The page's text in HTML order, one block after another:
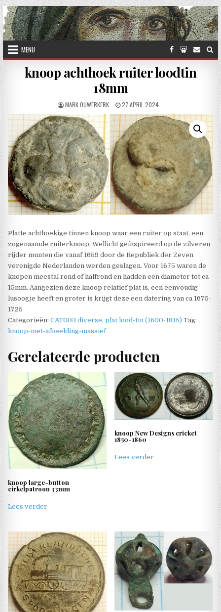
Skip to content
MENU
knoop achthoek ruiter loodtin
18mm
AUTHOR:
MARK OUWERKERK PUBLISHED DATE:
27 APRIL 2024
Platte achthoekige tinnen knoop waar een ruiter op staat, een
zogenaamde ruiterknoop. Wellicht geïnspireerd op de zilveren
rijder munten die vanaf 1659 door de Republiek der Zeven
verenigde Nederlanden werden geslagen. Voor 1675 waren de
knopen meestal rond of halfrond en hadden een diameter tot ca
15mm. Aangezien deze knoop relatief plat is, een eenvoudig
lusoogje heeft en groter is krijgt deze een datering van ca 1675-
1725
Categorieën:CAT003 diverse,plat lood-tin (1600-1815) Tag:
knoop-met-afbeelding-massief
Gerelateerde producten
knoop large-button
cirkelpatroon 33mm
Lees verder
knoop New Designs cricket
1850-1860
Lees verder